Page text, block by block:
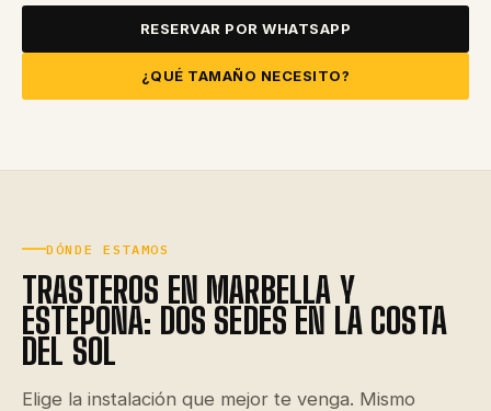
RESERVAR POR WHATSAPP
¿QUÉ TAMAÑO NECESITO?
DÓNDE ESTAMOS
TRASTEROS EN MARBELLA Y
ESTEPONA: DOS SEDES EN LA COSTA
DEL SOL
Elige la instalación que mejor te venga. Mismo